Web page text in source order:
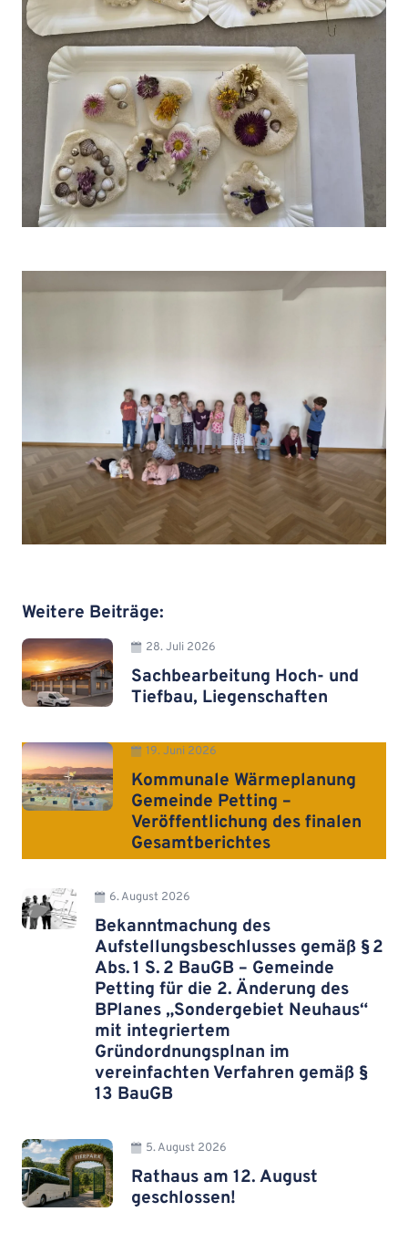
Weitere Beiträge:
28. Juli 2026
Sachbearbeitung Hoch- und
Tiefbau, Liegenschaften
19. Juni 2026
Kommunale Wärmeplanung
Gemeinde Petting –
Veröffentlichung des finalen
Gesamtberichtes
6. August 2026
Bekanntmachung des
Aufstellungsbeschlusses gemäß § 2
Abs. 1 S. 2 BauGB – Gemeinde
Petting für die 2. Änderung des
BPlanes „Sondergebiet Neuhaus“
mit integriertem
Gründordnungsplnan im
vereinfachten Verfahren gemäß §
13 BauGB
5. August 2026
Rathaus am 12. August
geschlossen!